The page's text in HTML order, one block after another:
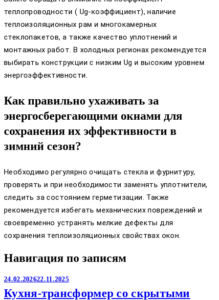
теплопроводности ( Ug-коэффициент), наличие
теплоизоляционных рам и многокамерных
стеклопакетов, а также качество уплотнений и
монтажных работ. В холодных регионах рекомендуется
выбирать конструкции с низким Ug и высоким уровнем
энергоэффективности.
Как правильно ухаживать за
энергосберегающими окнами для
сохранения их эффективности в
зимний сезон?
Необходимо регулярно очищать стекла и фурнитуру,
проверять и при необходимости заменять уплотнители,
следить за состоянием герметизации. Также
рекомендуется избегать механических повреждений и
своевременно устранять мелкие дефекты для
сохранения теплоизоляционных свойствах окон.
Навигация по записям
24.02.202622.11.2025
Кухня-трансформер со скрытыми